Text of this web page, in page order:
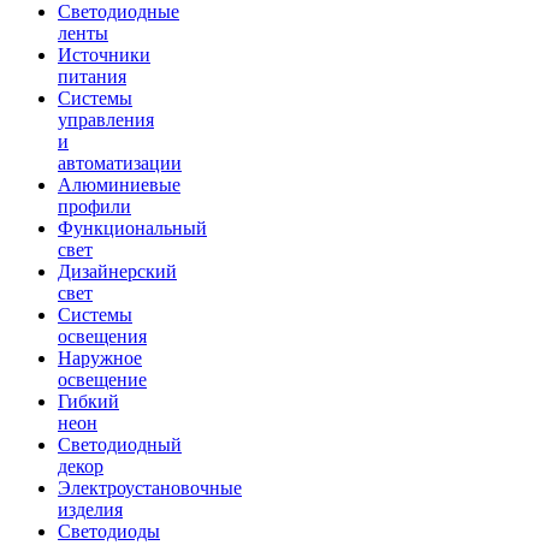
Светодиодные
ленты
Источники
питания
Системы
управления
и
автоматизации
Алюминиевые
профили
Функциональный
свет
Дизайнерский
свет
Системы
освещения
Наружное
освещение
Гибкий
неон
Светодиодный
декор
Электроустановочные
изделия
Светодиоды